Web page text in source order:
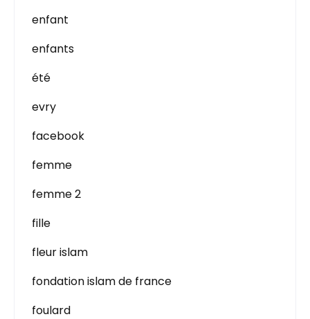
enfant
enfants
été
evry
facebook
femme
femme 2
fille
fleur islam
fondation islam de france
foulard